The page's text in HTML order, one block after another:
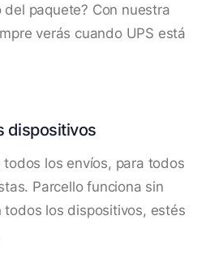
del paquete? Con nuestra
verás cuando UPS está
dispositivos
todos los envíos, para todos
Parcello funciona sin
todos los dispositivos, estés